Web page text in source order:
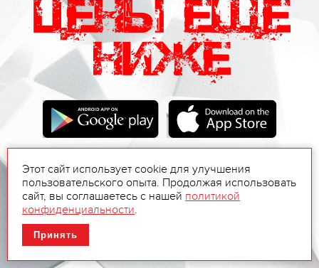
Этот сайт использует cookie для улучшения
пользовательского опыта. Продолжая использовать
сайт, вы соглашаетесь с нашей политикой
конфиденциальности.
Принять